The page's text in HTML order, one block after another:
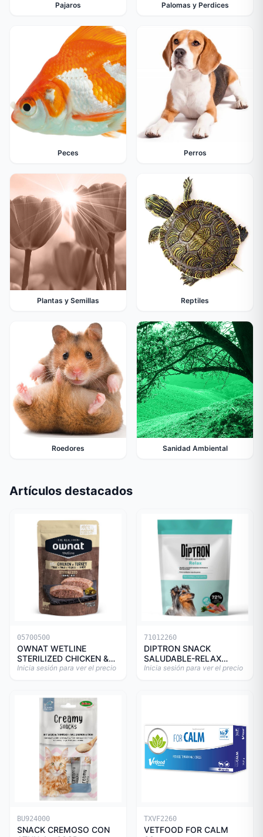
Pajaros Palomas y Perdices
Peces Perros
Plantas y Semillas Reptiles
Roedores Sanidad Ambiental
Artículos destacados
05700500
OWNAT WETLINE
STERILIZED CHICKEN &
TURKEY CAT 85gr
Inicia sesión para ver el precio
71012260
DIPTRON SNACK
SALUDABLE-RELAX
150GR
Inicia sesión para ver el precio
BU924000
SNACK CREMOSO CON
TXVF2260
VETFOOD FOR CALM